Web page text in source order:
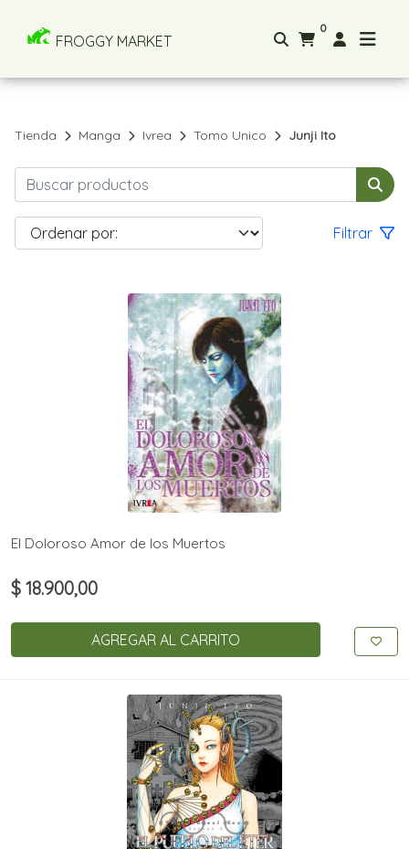
FROGGY MARKET
0
Tienda Manga Ivrea Tomo Unico Junji Ito
Filtrar
El Doloroso Amor de los Muertos
$ 18.900,00
AGREGAR AL CARRITO